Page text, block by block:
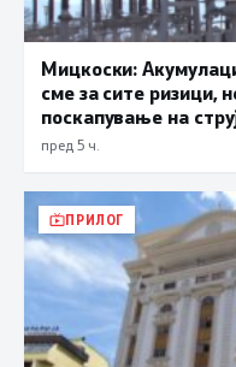
Мицкоски:
сме за сите ризици,
поскапување на
пред 5 ч.
ПРИЛОГ